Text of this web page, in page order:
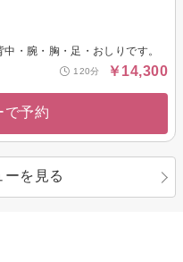
・腕・胸・足・おしりです。
120分 ￥14,300
で予約
ーを見る